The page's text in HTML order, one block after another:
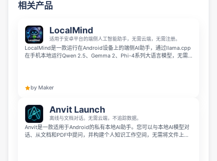
相关产品
LocalMind
适用于安卓平台的端侧人工智能助手，无需云端，无需注册。
LocalMind是一款运行在Android设备上的端侧AI助手，通过llama.cpp
在手机本地运行Qwen 2.5、Gemma 2、Phi-4系列大语言模型，无需
by Maker
Anvit Launch
离线与文档对话。无需云端，不追踪数据。
Anvit是一款适用于Android的私有本地AI助手。您可以与本地AI模型对
话、从文档和PDF中提问，并构建个人知识工作空间，无需将文件上传